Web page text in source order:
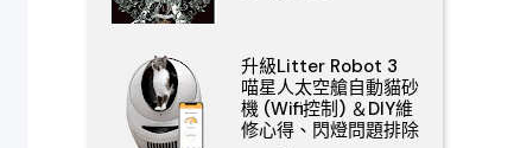
升級Litter Robot 3
喵星人太空艙自動貓砂
機 (Wifi控制) ＆DIY維
修心得、閃燈問題排除